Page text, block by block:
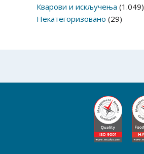
Кварови и искључења (1.049)
Некатегоризовано (29)